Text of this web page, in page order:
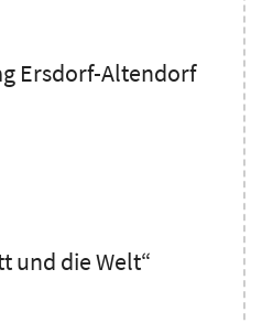
Ersdorf-Altendorf
und die Welt“